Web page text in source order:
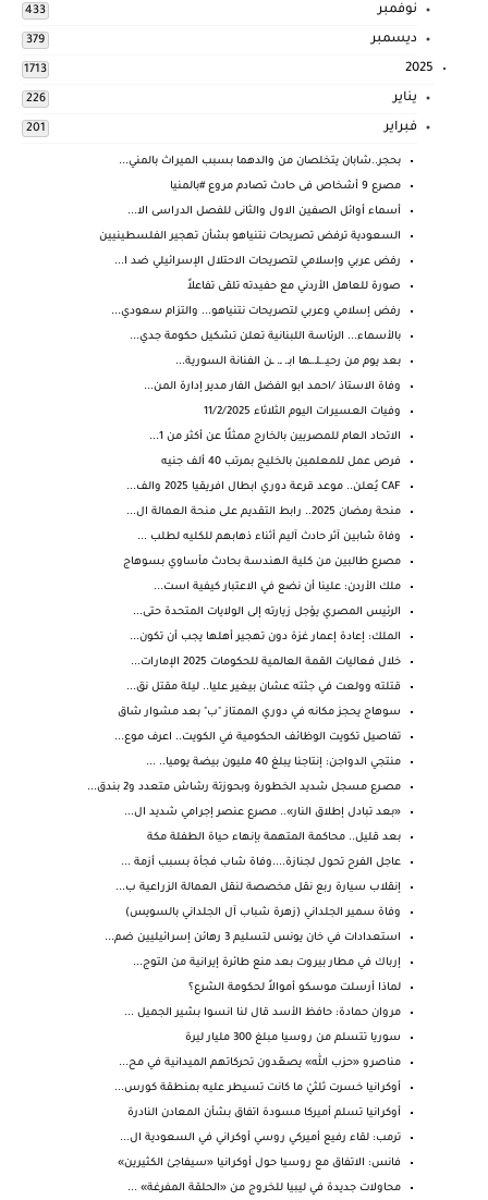
نوفمبر 433
ديسمبر 379
2025
1713
يناير 226
فبراير 201
بحجر..شابان يتخلصان من والدهما بسبب الميراث بالمني...
مصرع 9 أشخاص فى حادث تصادم مروع #بالمنيا
أسماء أوائل الصفين الاول والثانى للفصل الدراسى الا...
السعودية ترفض تصريحات نتنياهو بشأن تهجير الفلسطينيين
رفض عربي وإسلامي لتصريحات الاحتلال الإسرائيلي ضد ا...
صورة للعاهل الأردني مع حفيدته تلقى تفاعلاً
رفض إسلامي وعربي لتصريحات نتنياهو... والتزام سعودي...
بالأسماء... الرئاسة اللبنانية تعلن تشكيل حكومة جدي...
بعد يوم من رحيـ.ـلـ.ـها ابـ. ـ. ـن الفنانة السورية...
وفاة الاستاذ /احمد ابو الفضل الفار مدير إدارة المن...
وفيات العسيرات اليوم الثلاثاء 11/2/2025
الاتحاد العام للمصريين بالخارج ممثلًا عن أكثر من 1...
فرص عمل للمعلمين بالخليج بمرتب 40 ألف جنيه
CAF يُعلن.. موعد قرعة دوري ابطال افريقيا 2025 والف...
منحة رمضان 2025.. رابط التقديم على منحة العمالة ال...
وفاة شابين آثر حادث آليم أثناء ذهابهم للكليه لطلب ...
مصرع طالبين من كلية الهندسة بحادث مأساوي بسوهاج
ملك ⁧‫الأردن‬⁩: علينا أن نضع في الاعتبار كيفية است...
الرئيس المصري يؤجل زيارته إلى الولايات المتحدة حتى...
الملك: إعادة إعمار غزة دون تهجير أهلها يجب أن تكون...
خلال فعاليات القمة العالمية للحكومات 2025 الإمارات...
قتلته وولعت في جثته عشان بيغير عليا.. ليلة مقتل نق...
سوهاج يحجز مكانه في دوري الممتاز "ب" بعد مشوار شاق
تفاصيل تكويت الوظائف الحكومية في الكويت.. اعرف موع...
منتجي الدواجن: إنتاجنا يبلغ 40 مليون بيضة يوميا.. ...
مصـرع مسجل شديد الخطورة وبحوزتة رشاش متعدد و2 بندق...
«بعد تبادل إطلاق النار».. مصرع عنصر إجرامي شديد ال...
بعد قليل.. محاكمة المتهمة بإنهاء حياة الطفلة مكة
عاجل الفرح تحول لجنازة....وفاة شاب فجأة بسبب أزمة ...
إنقلاب سيارة ربع نقل مخصصة لنقل العمالة الزراعية ب...
وفاة سمير الجلداني (زهرة شباب آل الجلداني بالسويس)
استعدادات في خان يونس لتسليم 3 رهائن إسرائيليين ضم...
إرباك في مطار بيروت بعد منع طائرة إيرانية من التوج...
لماذا أرسلت موسكو أموالاً لحكومة الشرع؟
مروان حمادة: حافظ الأسد قال لنا انسوا بشير الجميل ...
سوريا تتسلم من روسيا مبلغ 300 مليار ليرة
مناصرو «حزب الله» يصعّدون تحركاتهم الميدانية في مح...
أوكرانيا خسرت ثلثيْ ما كانت تسيطر عليه بمنطقة كورس...
أوكرانيا تسلم أميركا مسودة اتفاق بشأن المعادن النادرة
ترمب: لقاء رفيع أميركي روسي أوكراني في السعودية ال...
فانس: الاتفاق مع روسيا حول أوكرانيا «سيفاجئ الكثيرين»
محاولات جديدة في ليبيا للخروج من «الحلقة المفرغة» ...